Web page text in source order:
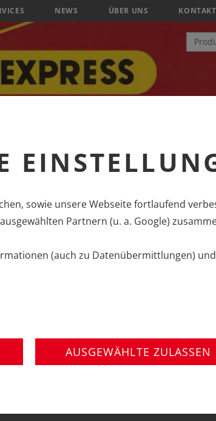
sowie unsere Webseite fortlaufend
Partnern (u. a. Google)
(auch zu Datenübermittlungen)
AUSGEWÄHLTE ZULASSEN
NEWS ÜBER UNS KONTAKT